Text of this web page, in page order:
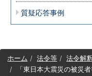
質疑応答事例
サ
イホーム 法令等
法令解
「東日本大震災の被災